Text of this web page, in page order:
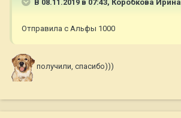
В 08.11.2019 в 07:43, Коробкова Ирина
Отправила с Альфы 1000
получили, спасибо)))